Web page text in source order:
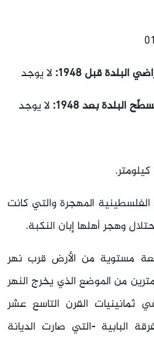
قبل 1948:
لا يوجد
بعد 1948:
لا يوجد
المهجرة والتي كانت
وهجر أهلها إبان النكبة.
مستوية من الأرض قرب نهر
من الموضع الذي يخرج النهر
القرن التاسع عشر
البابية -التي صارت الديانة